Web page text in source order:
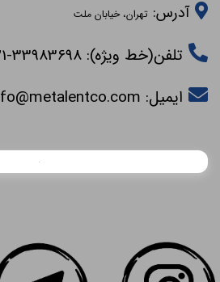
آدرس:تهران، خیابان ملت
تلفن(خط ویژه): 33983698-021
ایمیل:info@metalentco.com